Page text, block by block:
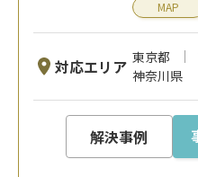
MAP
対応エリア 東京都
神奈川県
解決事例